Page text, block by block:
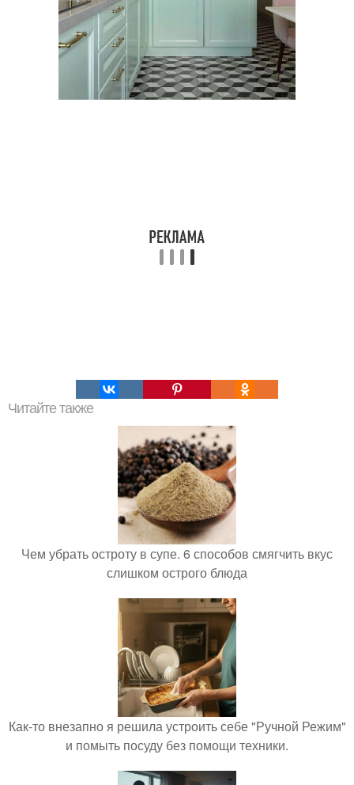
Читайте также
Чем убрать остроту в супе. 6 способов смягчить вкус
слишком острого блюда
Как-то внезапно я решила устроить себе "Ручной Режим"
и помыть посуду без помощи техники.